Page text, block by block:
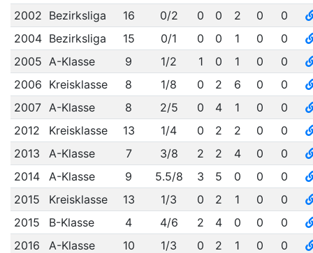
2002 Bezirksliga 16 0/2 0 0 2 0
0
2004 Bezirksliga 15 0/1 0 0 1 0
0
2005 A-Klasse 9 1/2 1 0 1 0
0
2006 Kreisklasse 8 1/8 0 2 6 0
0
2007 A-Klasse 8 2/5 0 4 1 0
0
2012
Kreisklasse 13 1/4 0 2 2 0
0
2013
A-Klasse 7 3/8 2 2 4 0
0
2014
A-Klasse 9 5.5/8 3 5 0 0
0
2015
Kreisklasse 13 1/3 0 2 1 0
0
2015
B-Klasse 4 4/6 2 4 0 0
0
2016
A-Klasse 10 1/3 0 2 1 0
0